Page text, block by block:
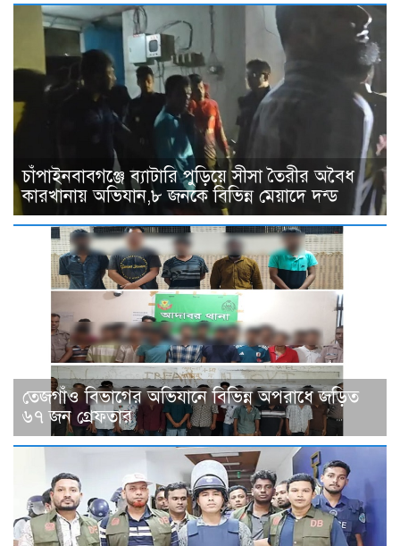
চাঁপাইনবাবগঞ্জে ব্যাটারি পুড়িয়ে সীসা তৈরীর অবৈধ
কারখানায় অভিযান,৮ জনকে বিভিন্ন মেয়াদে দন্ড
তেজগাঁও বিভাগের অভিযানে বিভিন্ন অপরাধে জড়িত
৬৭ জন গ্রেফতার